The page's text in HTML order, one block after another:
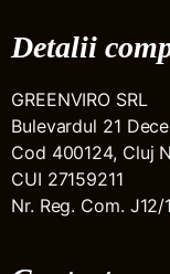
Detalii
GREENVIRO SRL
Bulevardul 21
Cod 400124, Cluj
CUI 27159211
Nr. Reg. Com.